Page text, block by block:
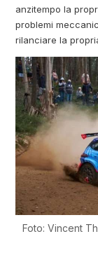
anzitempo la
problemi
rilanciare la
Foto: Vincent